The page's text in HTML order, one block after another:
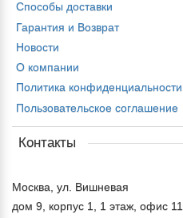
Способы доставки
Гарантия и Возврат
Новости
О компании
Политика конфиденциальности
Пользовательское соглашение
Контакты
Москва, ул. Вишневая
дом 9, корпус 1, 1 этаж, офис